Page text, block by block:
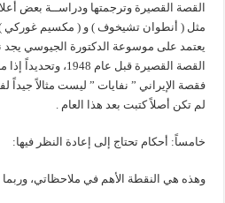
القصة القصيرة وترجمتها ودراســة بعض
مثل ( أنطوان تشيخوف ) و ( مكسيم غوركي ).
يعتمد على موسوعة الدكتورة الجيوسي
القصة القصيرة قبل عام
لم تكن أصلاً كتبت بعد هذا العام .
خامساً: أحكام تحتاج إلى إعادة النظر فيها:
وهذه هي النقطة الأهم في ملاحظاتي، وربما